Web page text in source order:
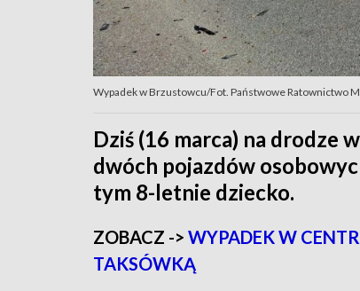
Wypadek w Brzustowcu/Fot. Państwowe Ratownictwo
Dziś (16 marca) na drodze
dwóch pojazdów
tym 8-letnie dziecko.
ZOBACZ -> WYPADEK W
TAKSÓWKĄ